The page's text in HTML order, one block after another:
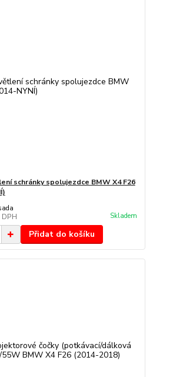
schránky spolujezdce BMW X4 F26
Skladem
Přidat do košíku